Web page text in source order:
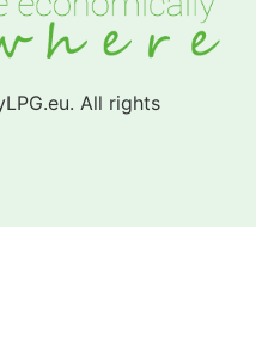
All rights